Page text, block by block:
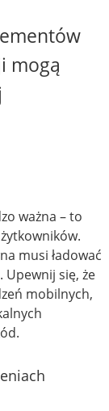
mogą
ważna – to
musi ładować
Upewnij się, że
mobilnych,